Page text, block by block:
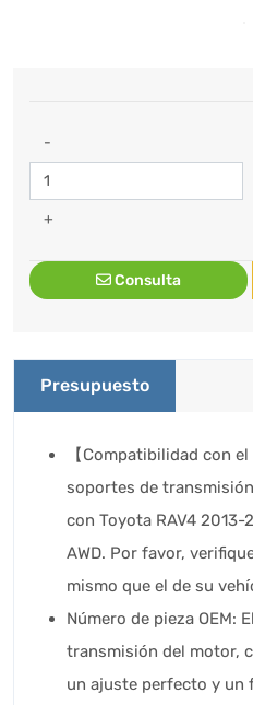
-
+
Consulta
Presupuesto
【Compatibilidad con
soportes de
con Toyota RAV4 2013-
AWD. Por favor,
mismo que el de su
Número de pieza OEM:
transmisión del motor,
un ajuste perfecto y un